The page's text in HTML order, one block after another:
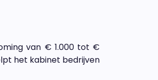
van € 1.000 tot €
het kabinet bedrijven